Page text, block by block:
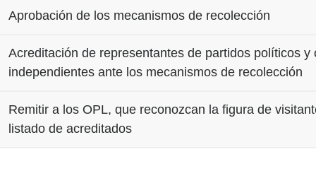
Aprobación de los mecanismos de recolección
Acreditación de representantes de partidos políticos y
independientes ante los mecanismos de recolección
Remitir a los OPL, que reconozcan la figura de
listado de acreditados